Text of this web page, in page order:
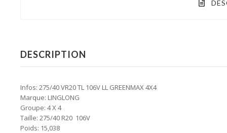
DESCRIPTION
Infos: 275/40 VR20 TL 106V LL GREENMAX 4X4
Marque: LINGLONG
Groupe: 4 X 4
Taille: 275/40 R20 106V
Poids: 15,038